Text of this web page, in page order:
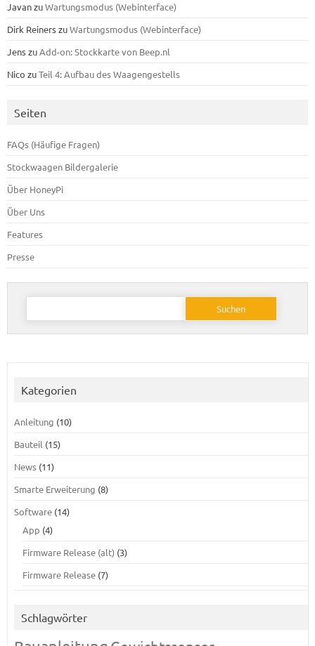
JavanzuWartungsmodus (Webinterface)
Dirk ReinerszuWartungsmodus (Webinterface)
JenszuAdd-on: Stockkarte von Beep.nl
Nico zuTeil 4: Aufbau des Waagengestells
Seiten
FAQs (Häufige Fragen)
Stockwaagen Bildergalerie
Über HoneyPi
Über Uns
Features
Presse
Suchen
Kategorien
Anleitung (10)
Bauteil (15)
News(11)
Smarte Erweiterung (8)
Software(14)
App (4)
Firmware Release (alt) (3)
Firmware Release(7)
Schlagwörter